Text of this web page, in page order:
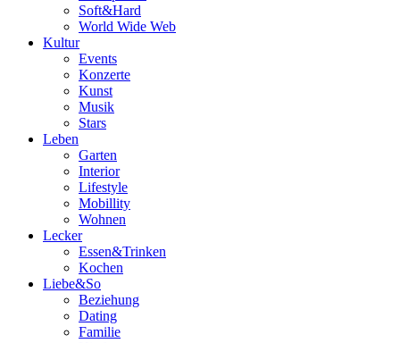
Soft&Hard
World Wide Web
Kultur
Events
Konzerte
Kunst
Musik
Stars
Leben
Garten
Interior
Lifestyle
Mobillity
Wohnen
Lecker
Essen&Trinken
Kochen
Liebe&So
Beziehung
Dating
Familie